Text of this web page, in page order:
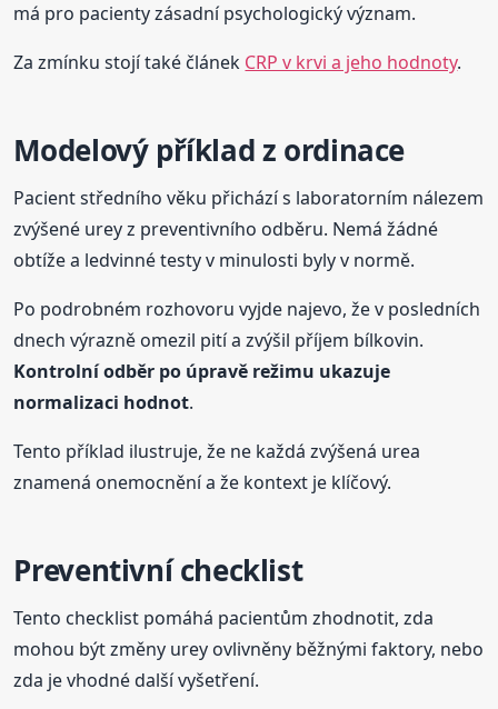
má pro pacienty zásadní psychologický význam.
Za zmínku stojí také článek CRP v krvi a jeho hodnoty.
Modelový příklad z ordinace
Pacient středního věku přichází s laboratorním nálezem
zvýšené urey z preventivního odběru. Nemá žádné
obtíže a ledvinné testy v minulosti byly v normě.
Po podrobném rozhovoru vyjde najevo, že v posledních
dnech výrazně omezil pití a zvýšil příjem bílkovin.
Kontrolní odběr po úpravě režimu ukazuje
normalizaci hodnot.
Tento příklad ilustruje, že ne každá zvýšená urea
znamená onemocnění a že kontext je klíčový.
Preventivní checklist
Tento checklist pomáhá pacientům zhodnotit, zda
mohou být změny urey ovlivněny běžnými faktory, nebo
zda je vhodné další vyšetření.